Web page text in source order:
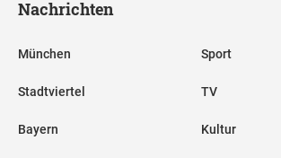
Nachrichten
München
Stadtviertel
Bayern
Sport
TV
Kultur